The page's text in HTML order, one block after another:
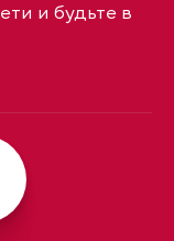
и будьте в